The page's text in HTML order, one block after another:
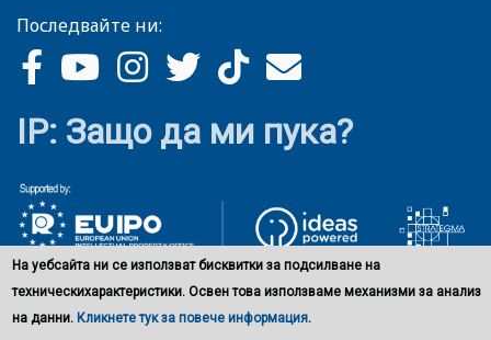
Последвайте ни:
IP: Защо да ми пука?
На уебсайта ни се използват бисквитки за подсилване на
техническихарактеристики. Освен това използваме механизми за анализ
на данни. Кликнете тук за повече информация.